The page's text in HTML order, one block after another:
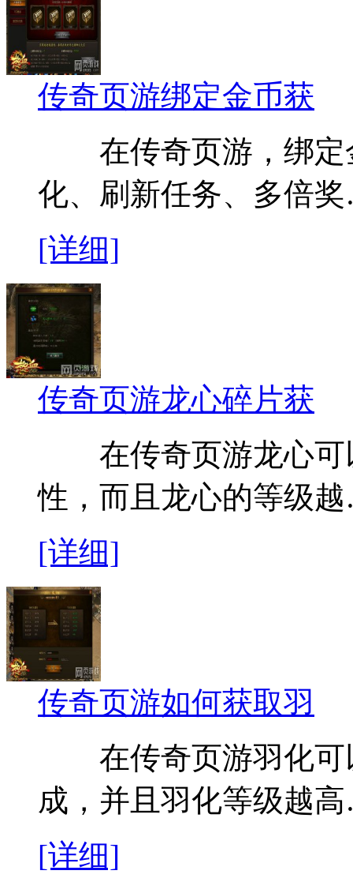
传奇页游绑定金币获
在传奇页游，绑定
化、刷新任务、多倍
[详细]
传奇页游龙心碎片获
在传奇页游龙心可
性，而且龙心的等级
[详细]
传奇页游如何获取羽
在传奇页游羽化可
成，并且羽化等级越
[详细]